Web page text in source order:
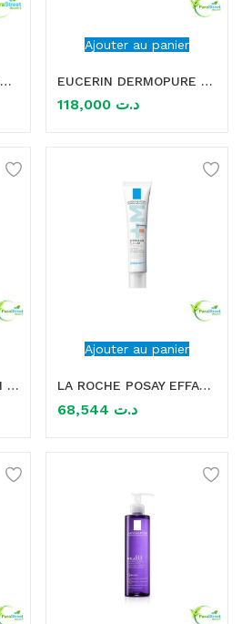
DUCRAY KERACNYL SERUM 30ML
Ajouter au panier
EUCERIN DERMOPURE SERUM TRIPLE ACTION 40ML
د.ت
ISDIN ACNIBEN SERUM CONCENTRE NUIT 27ML
Ajouter au panier
LA ROCHE POSAY EFFACLAR DUO+M UNIFIANT TRIPLE CORRECTION ANTI IMPERFECTIONS MEDIUM 40ML
د.ت